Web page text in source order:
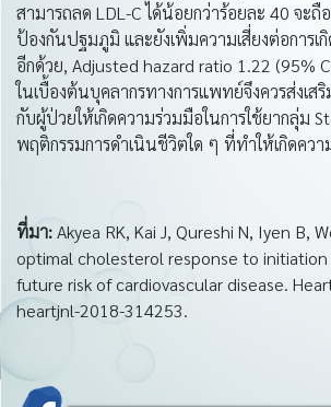
สามารถลด LDL-C ได้น้อยกว่าร้อยละ 40 จะถื
ป้องกันปฐมภูมิ และยังเพิ่มความเสี่ยงต่อการเ
อีกด้วย, Adjusted hazard ratio 1.22 (95%
ในเบื้องต้นบุคลากรทางการแพทย์จึงควรส่งเส
กับผู้ป่วยให้เกิดความร่วมมือในการใช้ยากลุ่ม
พฤติกรรมการดำเนินชีวิตใด ๆ ที่ทำให้เกิดควา
ที่มา:Akyea RK, Kai J, Qureshi N, Iyen B,
optimal cholesterol response to
future risk of cardiovascular disease.
heartjnl-2018-314253.